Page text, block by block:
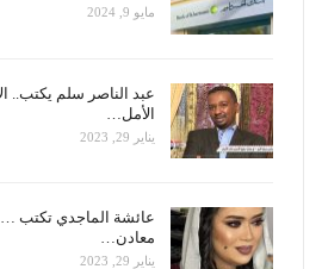
مايو 9, 2024
عبد الناصر سلم يكتب..
الأمل…
يناير 29, 2023
عائشة الماجدي تكتب
معادن…
يناير 29, 2023